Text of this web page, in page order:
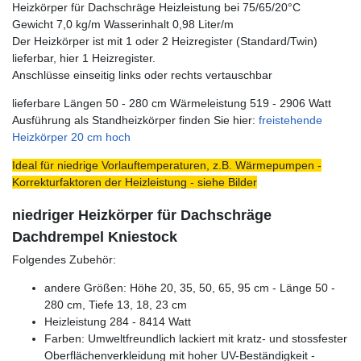
Heizkörper für Dachschräge Heizleistung bei 75/65/20°C
Gewicht 7,0 kg/m Wasserinhalt 0,98 Liter/m
Der Heizkörper ist mit 1 oder 2 Heizregister (Standard/Twin)
lieferbar, hier 1 Heizregister.
Anschlüsse einseitig links oder rechts vertauschbar
lieferbare Längen 50 - 280 cm Wärmeleistung 519 - 2906 Watt
Ausführung als Standheizkörper finden Sie hier: freistehende
Heizkörper 20 cm hoch
Ideal für niedrige Vorlauftemperaturen, z.B. Wärmepumpen -
Korrekturfaktoren der Heizleistung - siehe Bilder
niedriger Heizkörper für Dachschräge
Dachdrempel Kniestock
Folgendes Zubehör:
andere Größen: Höhe 20, 35, 50, 65, 95 cm - Länge 50 -
280 cm, Tiefe 13, 18, 23 cm
Heizleistung 284 - 8414 Watt
Farben: Umweltfreundlich lackiert mit kratz- und stossfester
Oberflächenverkleidung mit hoher UV-Beständigkeit -